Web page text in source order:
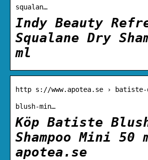
squalan…
Indy Beauty
Squalane Dry
ml
http s://www.apotea.se › batiste-
blush-min…
Köp Batiste
Shampoo Mini 50
apotea.se